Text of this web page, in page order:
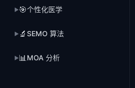
▶🎯个性化医学
▶ 🔬 SEMO 算法
▶📊MOA 分析